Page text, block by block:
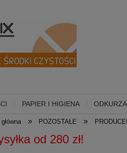
PAPIER I HIGIENA
» POZOSTAŁE »
wysyłka od